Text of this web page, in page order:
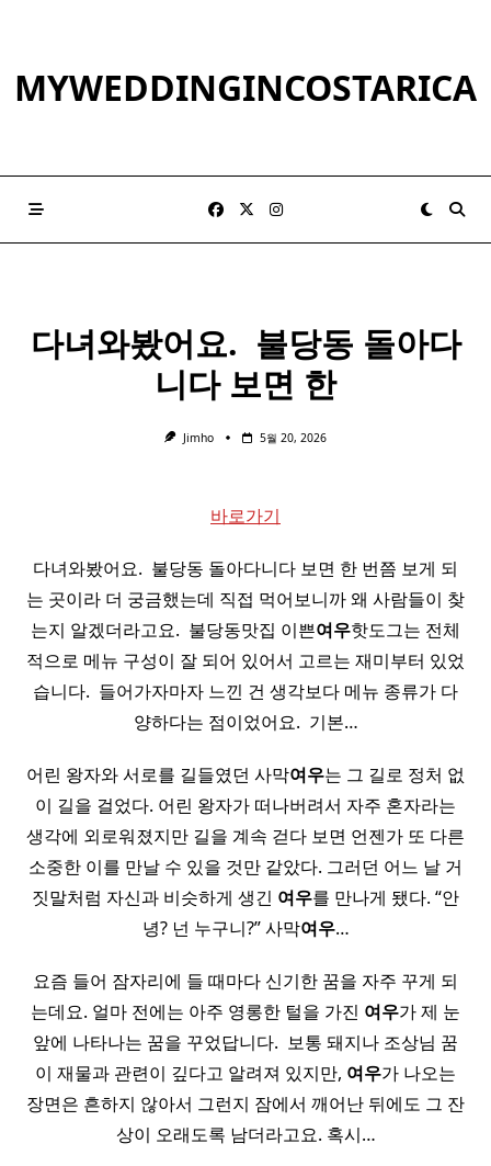
MYWEDDINGINCOSTARICA
다녀와봤어요. ​ 불당동 돌아다
니다 보면 한
Jimho 5월 20, 2026
바로가기
다녀와봤어요. ​ 불당동 돌아다니다 보면 한 번쯤 보게 되
는 곳이라 더 궁금했는데 직접 먹어보니까 왜 사람들이 찾
는지 알겠더라고요. ​ 불당동맛집 이쁜여우핫도그는 전체
적으로 메뉴 구성이 잘 되어 있어서 고르는 재미부터 있었
습니다. ​ 들어가자마자 느낀 건 생각보다 메뉴 종류가 다
양하다는 점이었어요. ​ 기본…
어린 왕자와 서로를 길들였던 사막여우는 그 길로 정처 없
이 길을 걸었다. 어린 왕자가 떠나버려서 자주 혼자라는
생각에 외로워졌지만 길을 계속 걷다 보면 언젠가 또 다른
소중한 이를 만날 수 있을 것만 같았다. 그러던 어느 날 거
짓말처럼 자신과 비슷하게 생긴 여우를 만나게 됐다. “안
녕? 넌 누구니?” 사막여우…
요즘 들어 잠자리에 들 때마다 신기한 꿈을 자주 꾸게 되
는데요. 얼마 전에는 아주 영롱한 털을 가진 여우가 제 눈
앞에 나타나는 꿈을 꾸었답니다. ​ 보통 돼지나 조상님 꿈
이 재물과 관련이 깊다고 알려져 있지만, 여우가 나오는
장면은 흔하지 않아서 그런지 잠에서 깨어난 뒤에도 그 잔
상이 오래도록 남더라고요. 혹시…